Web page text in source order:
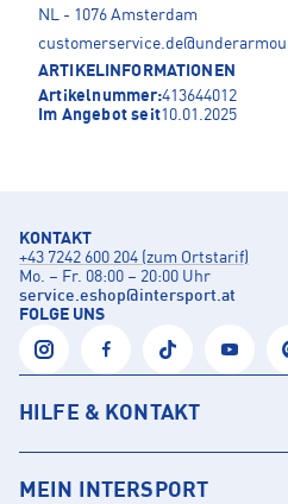
NL - 1076 Amsterdam
ARTIKELINFORMATIONEN
Artikelnummer:413644012
Im Angebot seit10.01.2025
KONTAKT
+43 7242 600 204 (zum Ortstarif)
Mo. – Fr. 08:00 – 20:00 Uhr
service.eshop@intersport.at
FOLGE UNS
HILFE & KONTAKT
MEIN INTERSPORT